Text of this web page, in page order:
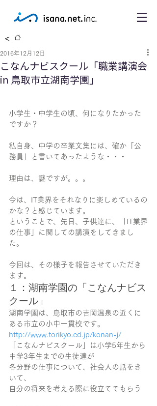
<
こなんナビスクール「職業講演会
in 鳥取市立湖南学園」
2016年12月12日
小学生・中学生の頃、何になりたかった
ですか？
私自身、中学の卒業文集には、確か「公
務員」と書いてあったような・・・
理由は、謎ですが。。。
今は、IT業界をそれなりに楽しめているの
かな？と感じています。
ということで、先日、子供達に、「IT業界
の仕事」に関しての講演をしてきまし
た。
今回は、その様子を報告させていただき
ます。
１：湖南学園の「こなんナビス
クール」
湖南学園は、鳥取市の吉岡温泉の近くに
ある市立の小中一貫校です。
http://www.torikyo.ed.jp/konan-j/
「こなんナビスクール」は小学5年生から
中学3年生までの生徒達が
各分野の仕事について、社会人の話をき
いて、
自分の将来を考える際に役立ててもらう